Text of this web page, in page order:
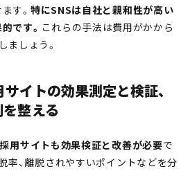
す。 特にSNSは自社と親和性が高い
です。 これらの手法は費用がかから
ましょう。
イトの効果測定と検証、
整える
採用サイトも効果検証と改善が必要で
率、離脱されやすいポイントなどを分